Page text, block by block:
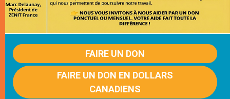
FAIRE UN DON
FAIRE UN DON EN DOLLARS
CANADIENS